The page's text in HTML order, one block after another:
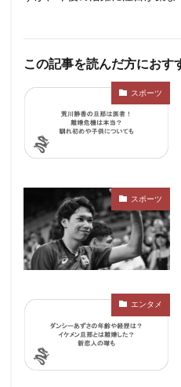
この記事を読んだ方におす
スポーツ
スポーツ
エンタメ